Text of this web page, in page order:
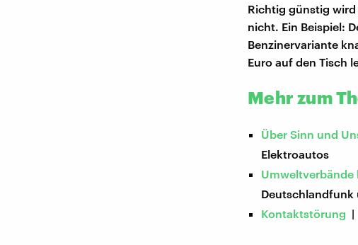
Richtig günstig
nicht. Ein Beispiel:
Benzinervariante
Euro auf den Tisch
Mehr zum
Über Sinn und
Elektroautos
Deutschlandfunk
Kontaktstörung |